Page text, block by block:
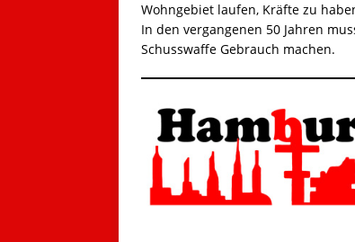
Wohngebiet laufen, Kräfte zu
In den vergangenen 50 Jahren
Schusswaffe Gebrauch machen.